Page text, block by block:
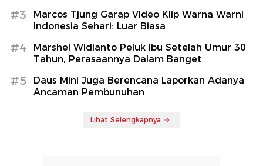
#3
Marcos Tjung Garap Video Klip Warna Warni
Indonesia Sehari: Luar Biasa
#4
Marshel Widianto Peluk Ibu Setelah Umur 30
Tahun, Perasaannya Dalam Banget
#5
Daus Mini Juga Berencana Laporkan Adanya
Ancaman Pembunuhan
Lihat Selengkapnya